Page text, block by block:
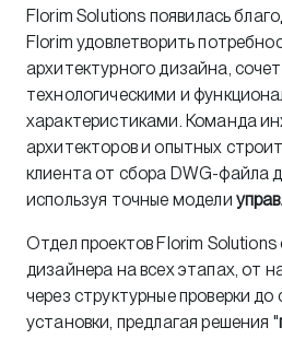
Florim Solutions появилась
Florim удовлетворить
архитектурного дизайна,
технологическими и
характеристиками. Команда
архитекторов и опытных
клиента от сбора DWG-файла
используя точные модели
Отдел проектов Florim
дизайнера на всех этапах, от
через структурные проверки
установки, предлагая решения "